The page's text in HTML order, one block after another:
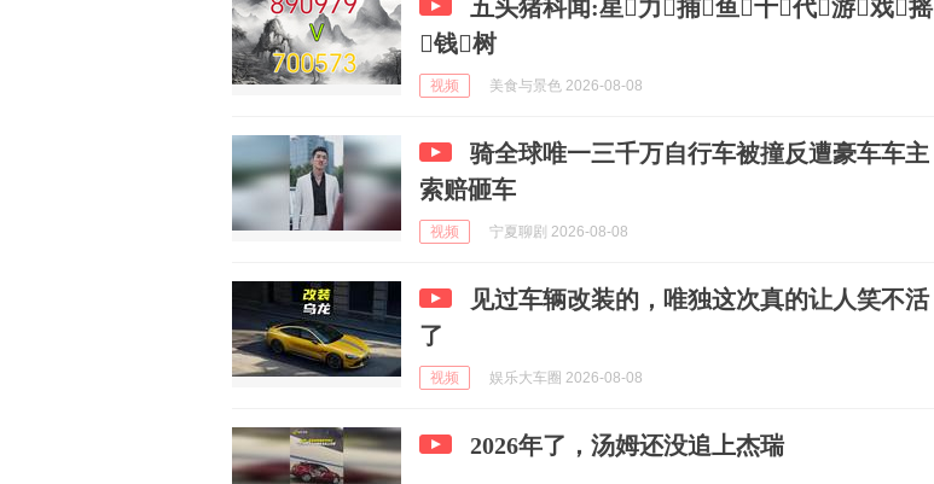
五头猪科闻:星力捕鱼十代游戏摇
钱树
视频 美食与景色 2026-08-08
骑全球唯一三千万自行车被撞反遭豪车车主
索赔砸车
视频 宁夏聊剧 2026-08-08
见过车辆改装的，唯独这次真的让人笑不活
了
视频 娱乐大车圈 2026-08-08
2026年了，汤姆还没追上杰瑞